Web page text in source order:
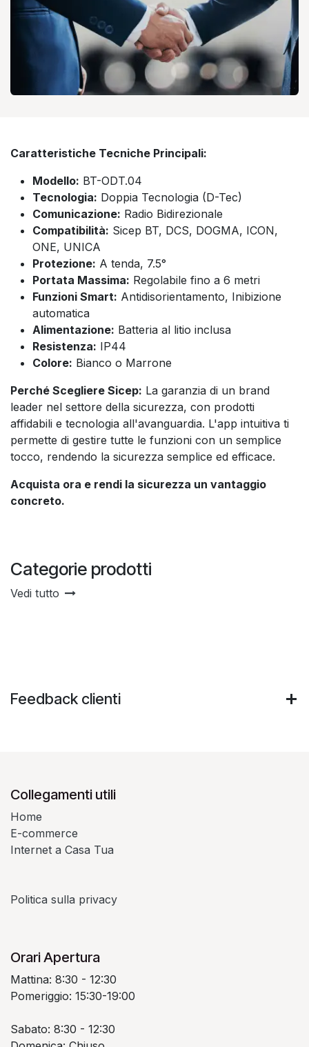
Caratteristiche Tecniche Principali:
Modello: BT-ODT.04
Tecnologia: Doppia Tecnologia (D-Tec)
Comunicazione: Radio Bidirezionale
Compatibilità: Sicep BT, DCS, DOGMA, ICON,
ONE, UNICA
Protezione: A tenda, 7.5°
Portata Massima: Regolabile fino a 6 metri
Funzioni Smart: Antidisorientamento, Inibizione
automatica
Alimentazione: Batteria al litio inclusa
Resistenza: IP44
Colore: Bianco o Marrone
Perché Scegliere Sicep: La garanzia di un brand
leader nel settore della sicurezza, con prodotti
affidabili e tecnologia all'avanguardia. L'app intuitiva ti
permette di gestire tutte le funzioni con un semplice
tocco, rendendo la sicurezza semplice ed efficace.
Acquista ora e rendi la sicurezza un vantaggio
concreto.
Categorie prodotti
Vedi tutto
Feedback clienti
Collegamenti utili
Home
E-commerce
Internet a Casa Tua
Politica sulla privacy
Orari Apertura
Mattina: 8:30 - 12:30
Pomeriggio: 15:30-19:00
Sabato: 8:30 - 12:30